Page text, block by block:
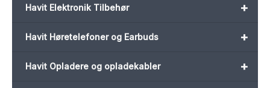
+
Havit Elektronik Tilbehør
+
Havit Høretelefoner og Earbuds
+
Havit Opladere og opladekabler